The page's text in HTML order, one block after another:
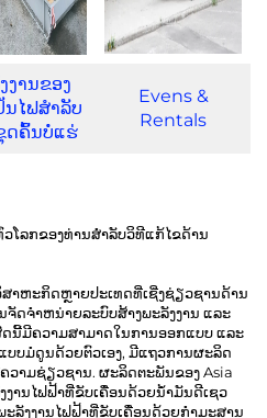
ງານຂອງ
ນໄຟສໍາລັບ
ດຄົ້ນບໍ່ແຮ່
Evens &
Rentals
ໂລກຂອງທ່ານສຳລັບວິທີແກ້ໄຂດ້ານ
າຫະກິດຫຼາຍປະເທດທີ່ເຊີ່ງຊ່ຽວຊານດ້ານ
ດຈຳຫນ່າຍລະບົບສ້າງພະລັງງານ ແລະ
ນີ້ມີຄວາມສາມາດໃນການອອກແບບ ແລະ
ບບມໍດູນດ້ວຍຕົວເອງ, ມີແຖວການຜະລິດ
ວາມຊ່ຽວຊານ. ຜະລິດຕະພັນຂອງ Asia
ງານໄຟຟ້າທີ່ຂັບເຄື່ອນດ້ວຍນ້ຳມັນດີເຊວ
ະລັງງານໄຟຟ້າທີ່ຂັບເຄື່ອນດ້ວຍກຳມະສານ